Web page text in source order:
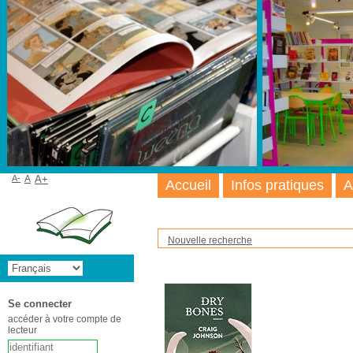
Nouvelle recherche
Accueil Infos pratiques
A- A A+
Se connecter
accéder à votre compte de
lecteur